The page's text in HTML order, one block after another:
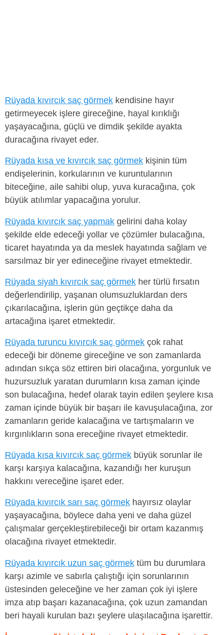
Rüyada kıvırcık saç görmek kendisine hayır
getirmeyecek işlere gireceğine, hayal kırıklığı
yaşayacağına, güçlü ve dimdik şekilde ayakta
duracağına rivayet eder.
Rüyada kısa ve kıvırcık saç görmek kişinin tüm
endişelerinin, korkularının ve kuruntularının
biteceğine, aile sahibi olup, yuva kuracağına, çok
büyük atılımlar yapacağına yorulur.
Rüyada kıvırcık saç yapmak gelirini daha kolay
şekilde elde edeceği yollar ve çözümler bulacağına,
ticaret hayatında ya da meslek hayatında sağlam ve
sarsılmaz bir yer edineceğine rivayet etmektedir.
Rüyada siyah kıvırcık saç görmek her türlü fırsatın
değerlendirilip, yaşanan olumsuzluklardan ders
çıkarılacağına, işlerin gün geçtikçe daha da
artacağına işaret etmektedir.
Rüyada turuncu kıvırcık saç görmek çok rahat
edeceği bir döneme gireceğine ve son zamanlarda
adından sıkça söz ettiren biri olacağına, yorgunluk ve
huzursuzluk yaratan durumların kısa zaman içinde
son bulacağına, hedef olarak tayin edilen şeylere kısa
zaman içinde büyük bir başarı ile kavuşulacağına, zor
zamanların geride kalacağına ve tartışmaların ve
kırgınlıkların sona ereceğine rivayet etmektedir.
Rüyada kısa kıvırcık saç görmek büyük sorunlar ile
karşı karşıya kalacağına, kazandığı her kuruşun
hakkını vereceğine işaret eder.
Rüyada kıvırcık sarı saç görmek hayırsız olaylar
yaşayacağına, böylece daha yeni ve daha güzel
çalışmalar gerçekleştirebileceği bir ortam kazanmış
olacağına rivayet etmektedir.
Rüyada kıvırcık uzun saç görmek tüm bu durumlara
karşı azimle ve sabırla çalıştığı için sorunlarının
üstesinden geleceğine ve her zaman çok iyi işlere
imza atıp başarı kazanacağına, çok uzun zamandan
beri hayali kurulan bazı şeylere ulaşılacağına işarettir.